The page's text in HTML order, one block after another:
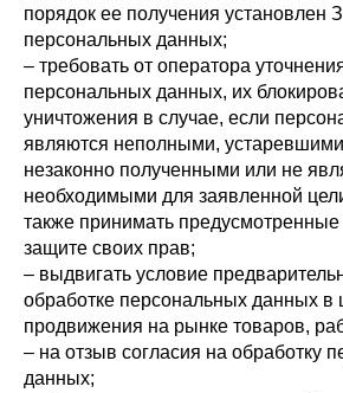
порядок ее получения установлен
персональных данных;
– требовать от оператора
персональных данных, их
уничтожения в случае, если
являются неполными,
незаконно полученными или не
необходимыми для заявленной
также принимать
защите своих прав;
– выдвигать условие
обработке персональных данных в
продвижения на рынке товаров,
– на отзыв согласия на обработку
данных;